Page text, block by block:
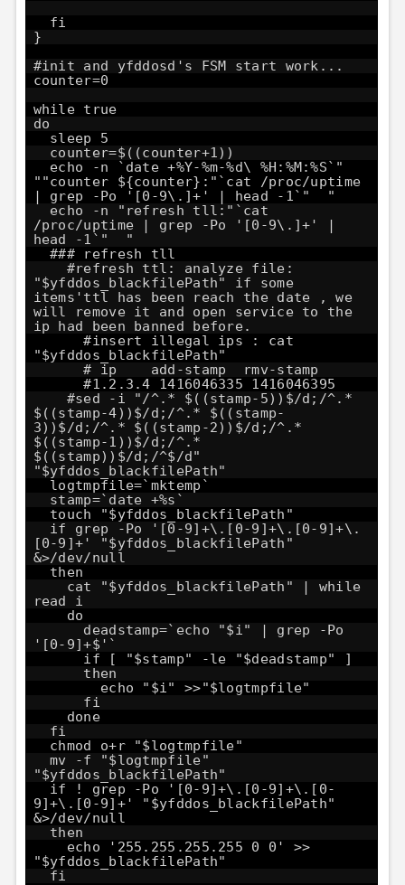
fi
}
#init and yfddosd's FSM start work...
counter=0
while true
do
sleep 5
counter=$((counter+1))
echo -n `date +%Y-%m-%d\ %H:%M:%S`"
""counter ${counter}:"`cat /proc/uptime
| grep -Po '[0-9\.]+' | head -1`" "
echo -n "refresh tll:"`cat
/proc/uptime | grep -Po '[0-9\.]+' |
head -1`" "
### refresh tll
#refresh ttl: analyze file:
"$yfddos_blackfilePath" if some
items'ttl has been reach the date , we
will remove it and open service to the
ip had been banned before.
#insert illegal ips : cat
"$yfddos_blackfilePath"
# ip add-stamp rmv-stamp
#1.2.3.4 1416046335 1416046395
#sed -i "/^.* $((stamp-5))$/d;/^.*
$((stamp-4))$/d;/^.* $((stamp-
3))$/d;/^.* $((stamp-2))$/d;/^.*
$((stamp-1))$/d;/^.*
$((stamp))$/d;/^$/d"
"$yfddos_blackfilePath"
logtmpfile=`mktemp`
stamp=`date +%s`
touch "$yfddos_blackfilePath"
if grep -Po '[0-9]+\.[0-9]+\.[0-9]+\.
[0-9]+' "$yfddos_blackfilePath"
&>/dev/null
then
cat "$yfddos_blackfilePath" | while
read i
do
deadstamp=`echo "$i" | grep -Po
'[0-9]+$'`
if [ "$stamp" -le "$deadstamp" ]
then
echo "$i" >>"$logtmpfile"
fi
done
fi
chmod o+r "$logtmpfile"
mv -f "$logtmpfile"
"$yfddos_blackfilePath"
if ! grep -Po '[0-9]+\.[0-9]+\.[0-
9]+\.[0-9]+' "$yfddos_blackfilePath"
&>/dev/null
then
echo '255.255.255.255 0 0' >>
"$yfddos_blackfilePath"
fi